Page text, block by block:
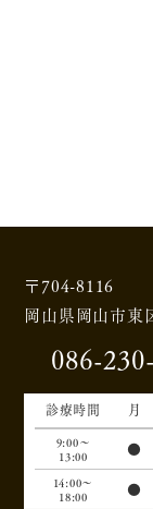
〒704-8116
岡山県岡山市東
086-
診療時間 月
9:00～
13:00 ●
14:00～
18:00 ●